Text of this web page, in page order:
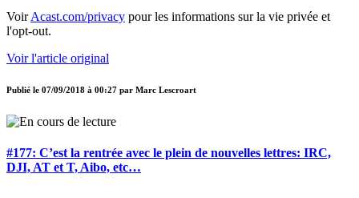
VoirAcast.com/privacy pour les informations sur la vie privée et
l'opt-out.
Voir l'article original
Publié le 07/09/2018 à 00:27 par Marc Lescroart
#177: C’est la rentrée avec le plein de nouvelles lettres: IRC,
DJI, AT et T, Aibo, etc…